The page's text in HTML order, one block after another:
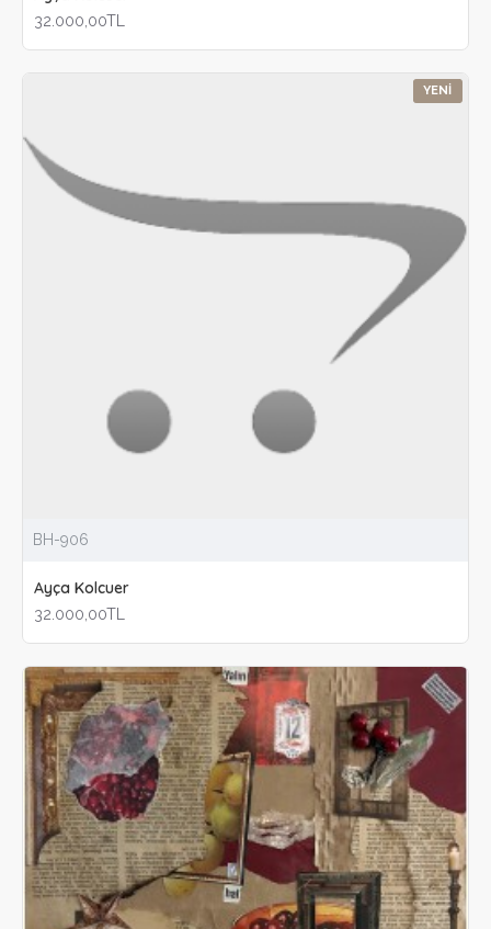
32.000,00TL
YENI
BH-906
Ayça Kolcuer
32.000,00TL